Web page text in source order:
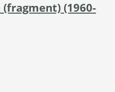
(1960-